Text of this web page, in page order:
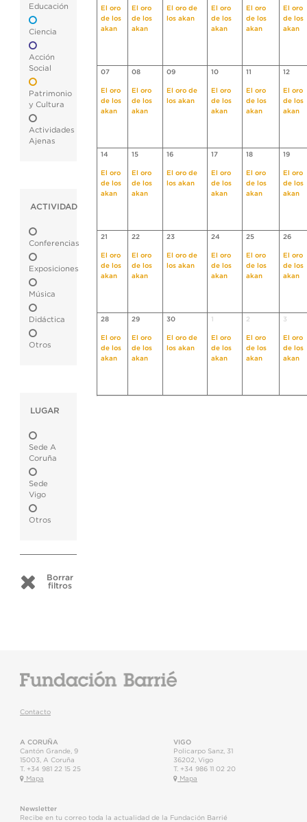
Educación
Ciencia
Acción
Social
Patrimonio
y Cultura
Actividades
Ajenas
ACTIVIDAD
Conferencias
Exposiciones
Música
Didáctica
Otros
LUGAR
Sede A
Coruña
Sede
Vigo
Otros
Borrar
filtros
El oro
de los
akan
El oro
de los
akan
El oro de
los akan
El oro
de los
akan
El oro
de los
akan
El oro
de los
akan
07
El oro
de los
akan
08
El oro
de los
akan
09
El oro de
los akan
10
El oro
de los
akan
11
El oro
de los
akan
12
El oro
de los
akan
14
El oro
de los
akan
15
El oro
de los
akan
16
El oro de
los akan
17
El oro
de los
akan
18
El oro
de los
akan
19
El oro
de los
akan
21
El oro
de los
akan
22
El oro
de los
akan
23
El oro de
los akan
24
El oro
de los
akan
25
El oro
de los
akan
26
El oro
de los
akan
28
El oro
de los
akan
29
El oro
de los
akan
30
El oro de
los akan
El oro
de los
akan
2
El oro
de los
akan
3
El oro
de los
akan
Contacto
A CORUÑA
Cantón Grande, 9
15003
A Coruña
T. +34 981 22 15 25
Mapa
VIGO
Policarpo Sanz, 31
36202 Vigo
T. +34 986 11 02 20
Mapa
Newsletter
Recibe en tu correo toda la actualidad de la Fundación Barrié